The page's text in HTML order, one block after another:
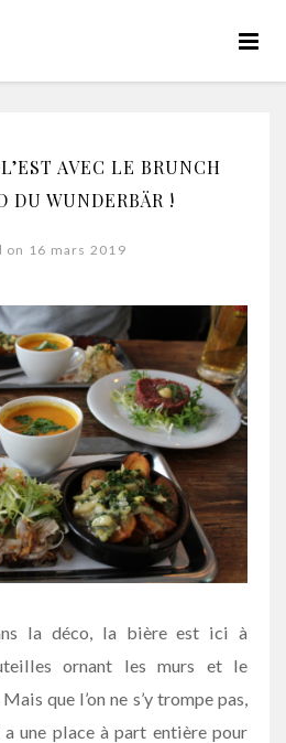
AVEC LE BRUNCH
DU WUNDERBÄR !
on 16 mars 2019
la déco, la bière est ici à
ornant les murs et le
que l’on ne s’y trompe pas,
a une place à part entière pour